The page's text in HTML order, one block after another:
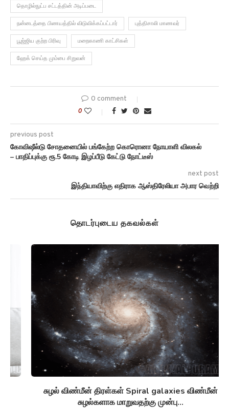
தொழில்நுட்ப சட்டத்தின் அடிப்படை
நன்னடத்தை பிணயத்தில் விடுவிக்கப்பட்டார் புத்திசாலி மாணவர்
பூஜ்ஜிய குற்ற பிரிவு மறைகாணி காட்சிகள்
ஹேக் செய்த மும்பை சிறுவன்
0 comment
0
previous post
கோவிஷீல்டு சோதனையில் பங்கேற்ற கொரொனா நோயாளி விலகல்
– பாதிப்புக்கு ரூ.5 கோடி இழப்பீடு கேட்டு நோட்டீஸ்
next post
இந்தியாவிற்கு எதிராக ஆஸ்திரேலியா அபார வெற்றி
தொடர்புடைய தகவல்கள்
சுழல் விண்மீன் திரள்கள் Spiral galaxies விண்மீன்
சுழல்களாக மாறுவதற்கு முன்பு...